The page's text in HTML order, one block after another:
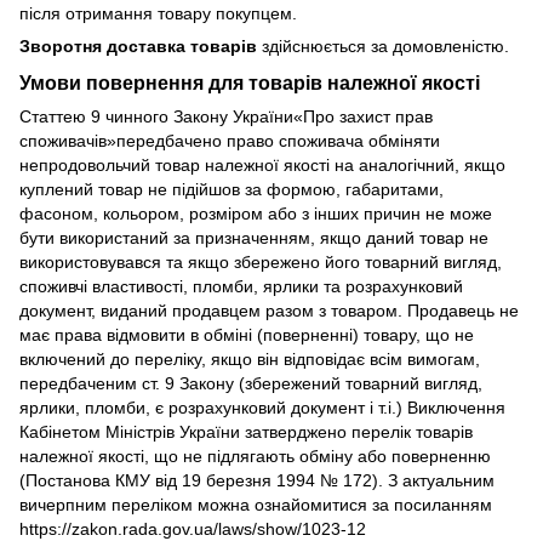
після отримання товару покупцем.
Зворотня доставка товарів здійснюється за домовленістю.
Умови повернення для товарів належної якості
Статтею 9 чинного Закону України«Про захист прав
споживачів»передбачено право споживача обміняти
непродовольчий товар належної якості на аналогічний, якщо
куплений товар не підійшов за формою, габаритами,
фасоном, кольором, розміром або з інших причин не може
бути використаний за призначенням, якщо даний товар не
використовувався та якщо збережено його товарний вигляд,
споживчі властивості, пломби, ярлики та розрахунковий
документ, виданий продавцем разом з товаром. Продавець не
має права відмовити в обміні (поверненні) товару, що не
включений до переліку, якщо він відповідає всім вимогам,
передбаченим ст. 9 Закону (збережений товарний вигляд,
ярлики, пломби, є розрахунковий документ і т.і.) Виключення
Кабінетом Міністрів України затверджено перелік товарів
належної якості, що не підлягають обміну або поверненню
(Постанова КМУ від 19 березня 1994 № 172). З актуальним
вичерпним переліком можна ознайомитися за посиланням
https://zakon.rada.gov.ua/laws/show/1023-12